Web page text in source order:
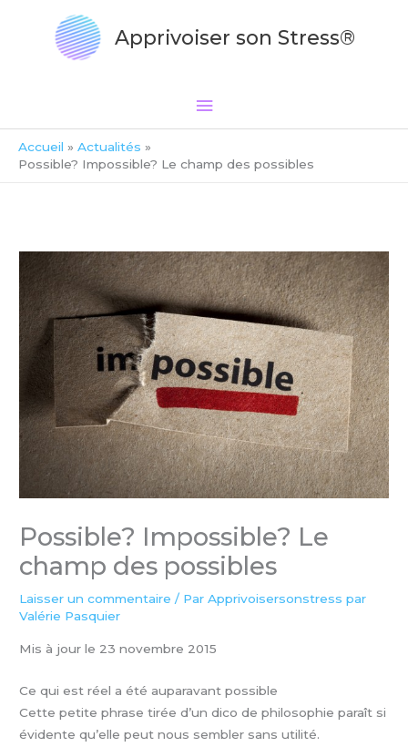
Apprivoiser son Stress®
Accueil
Actualités
Possible? Impossible? Le champ des possibles
Possible? Impossible? Le
champ des possibles
Laisser un commentaire / ParApprivoisersonstress par
Valérie Pasquier
Mis à jour le 23 novembre 2015
Ce qui est réel a été auparavant possible
Cette petite phrase tirée d’un dico de philosophie paraît si
évidente qu’elle peut nous sembler sans utilité.